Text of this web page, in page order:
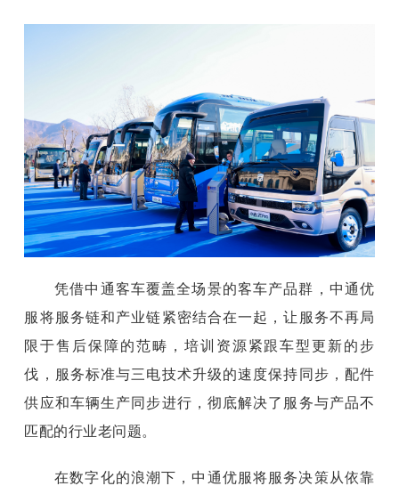
凭借中通客车覆盖全场景的客车产品群，中通优
服将服务链和产业链紧密结合在一起，让服务不再局
限于售后保障的范畴，培训资源紧跟车型更新的步
伐，服务标准与三电技术升级的速度保持同步，配件
供应和车辆生产同步进行，彻底解决了服务与产品不
匹配的行业老问题。
在数字化的浪潮下，中通优服将服务决策从依靠